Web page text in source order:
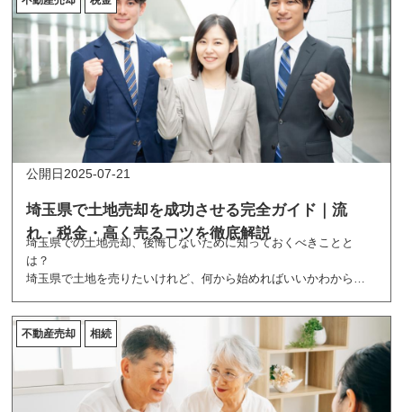
埼玉県で土地売却を成功させる完全ガイド｜流
れ・税金・高く売るコツを徹底解説
2025-07-21
埼玉県での土地売却、後悔しないために知っておくべきことと
は？
埼玉県で土地を売りたいけれど、何から始めればいいかわからな
ためのコツまで、実績豊富なハウスウェルがわかりやすく解説し
ます。初めてでも安心して進められる「完全ガイド」です。
不動産売却 相続